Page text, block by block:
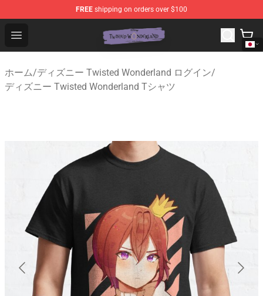
FREE shipping on orders over $100
Open menu
Twisted Wonderland Store - Official Twisted
ホーム/ディズニー Twisted Wonderland ログイン/
ディズニー Twisted Wonderland Tシャツ